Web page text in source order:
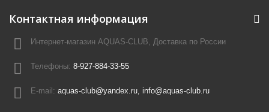
Контактная информация
Интернет-магазин AQUAS-CLUB, Доставка по России
Телефоны: 8-927-884-33-55
E-mail: aquas-club@yandex.ru, info@aquas-club.ru